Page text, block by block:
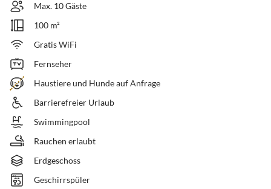
Max. 10 Gäste
100 m²
Gratis WiFi
Fernseher
Haustiere und Hunde auf Anfrage
Barrierefreier Urlaub
Swimmingpool
Rauchen erlaubt
Erdgeschoss
Geschirrspüler